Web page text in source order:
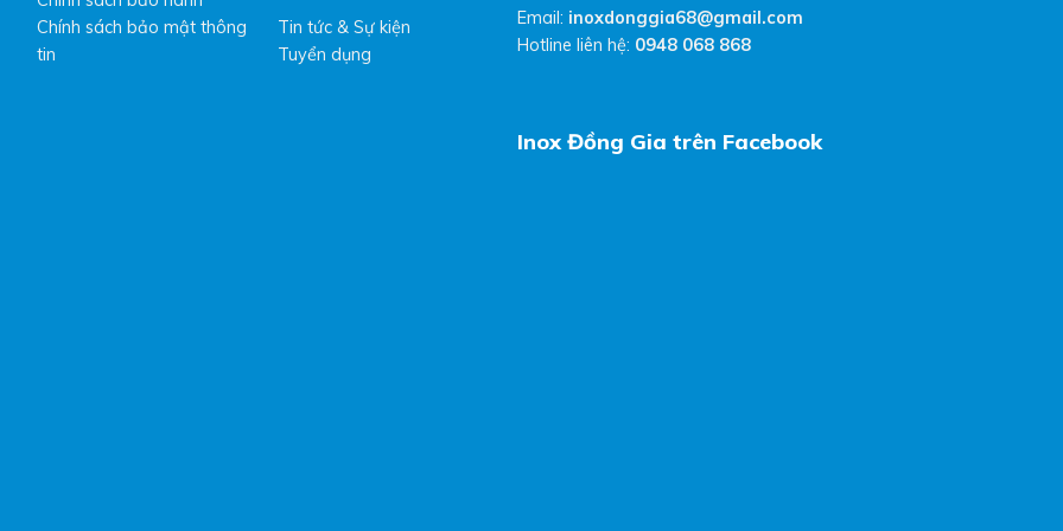
Chính sách bảo mật thông
tin
Tin tức & Sự kiện
Tuyển dụng
Email: inoxdonggia68@gmail.com
Hotline liên hệ: 0948 068 868
Inox Đồng Gia trên Facebook